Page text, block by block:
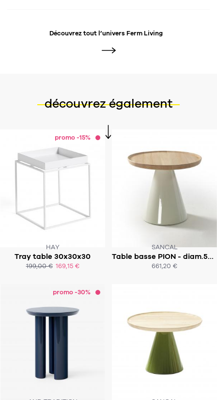
Découvrez tout l’univers Ferm Living
découvrez également
promo -15%
HAY
Tray table 30x30x30
199,00 € 169,15 €
SOUS 3-4 SEMAINES
ACHAT EXPRESS
SANCAL
Table basse PION - diam.50 x h40
661,20 €
SOUS 4-6 SEMAINES
ACHAT EXPRESS
promo -30%